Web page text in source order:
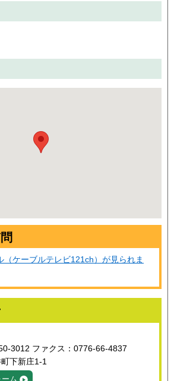
（ケーブルテレビ121ch）が見られま
3012 ファクス：0776-66-4837
下新庄1-1
ム